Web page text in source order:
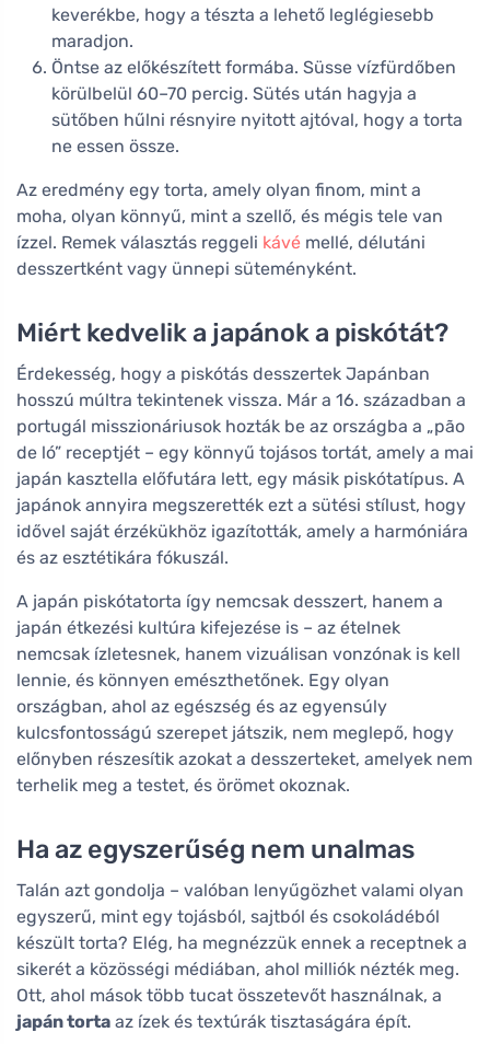
keverékbe, hogy a tészta a lehető leglégiesebb
maradjon.
Öntse az előkészített formába. Süsse vízfürdőben
körülbelül 60–70 percig. Sütés után hagyja a
sütőben hűlni résnyire nyitott ajtóval, hogy a torta
ne essen össze.
Az eredmény egy torta, amely olyan finom, mint a
moha, olyan könnyű, mint a szellő, és mégis tele van
ízzel. Remek választás reggeli kávé mellé, délutáni
desszertként vagy ünnepi süteményként.
Miért kedvelik a japánok a piskótát?
Érdekesség, hogy a piskótás desszertek Japánban
hosszú múltra tekintenek vissza. Már a 16. században a
portugál misszionáriusok hozták be az országba a „pão
de ló” receptjét – egy könnyű tojásos tortát, amely a mai
japán kasztella előfutára lett, egy másik piskótatípus. A
japánok annyira megszerették ezt a sütési stílust, hogy
idővel saját érzékükhöz igazították, amely a harmóniára
és az esztétikára fókuszál.
A japán piskótatorta így nemcsak desszert, hanem a
japán étkezési kultúra kifejezése is – az ételnek
nemcsak ízletesnek, hanem vizuálisan vonzónak is kell
lennie, és könnyen emészthetőnek. Egy olyan
országban, ahol az egészség és az egyensúly
kulcsfontosságú szerepet játszik, nem meglepő, hogy
előnyben részesítik azokat a desszerteket, amelyek nem
terhelik meg a testet, és örömet okoznak.
Ha az egyszerűség nem unalmas
Talán azt gondolja – valóban lenyűgözhet valami olyan
egyszerű, mint egy tojásból, sajtból és csokoládéból
készült torta? Elég, ha megnézzük ennek a receptnek a
sikerét a közösségi médiában, ahol milliók nézték meg.
Ott, ahol mások több tucat összetevőt használnak, a
japán torta az ízek és textúrák tisztaságára épít.